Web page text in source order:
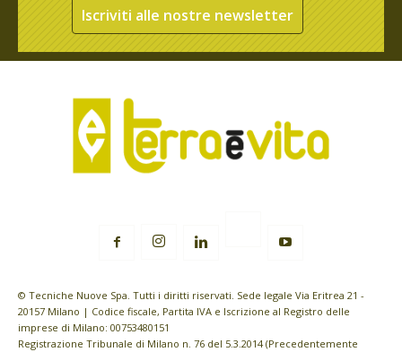
Iscriviti alle nostre newsletter
© Tecniche Nuove Spa. Tutti i diritti riservati. Sede legale Via Eritrea 21 -
20157 Milano | Codice fiscale, Partita IVA e Iscrizione al Registro delle
imprese di Milano: 00753480151
Registrazione Tribunale di Milano n. 76 del 5.3.2014 (Precedentemente